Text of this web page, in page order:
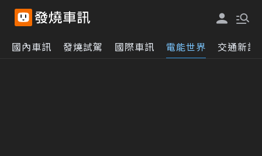
國內車訊 發燒試駕 國際車訊 電能世界 交通新訊